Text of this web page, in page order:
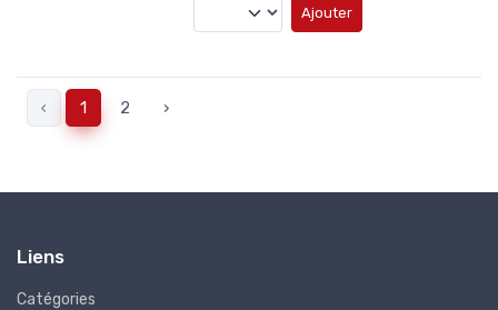
Ajouter
‹ 1 2 ›
Liens
Catégories